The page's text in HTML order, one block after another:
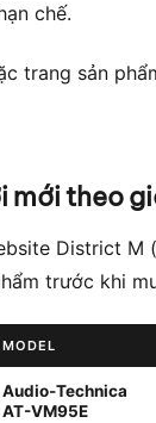
chế.
trang sản
mới theo
District
trước khi
MODEL
Audio-Technica
AT-VM95E